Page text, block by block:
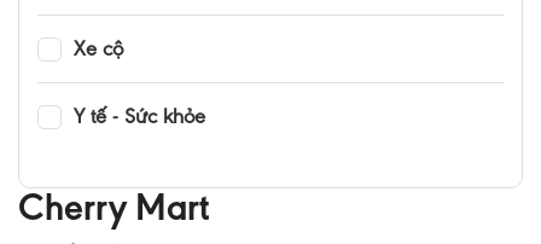
Xe cộ
Y tế - Sức khỏe
Cherry Mart